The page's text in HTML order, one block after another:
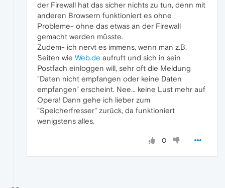
der Firewall hat das sicher nichts zu tun, denn mit
anderen Browsern funktioniert es ohne
Probleme- ohne das etwas an der Firewall
gemacht werden müsste.
Zudem- ich nervt es immens, wenn man z.B.
Seiten wie Web.de aufruft und sich in sein
Postfach einloggen will, sehr oft die Meldung
"Daten nicht empfangen oder keine Daten
empfangen" erscheint. Nee... keine Lust mehr auf
Opera! Dann gehe ich lieber zum
"Speicherfresser" zurück, da funktioniert
wenigstens alles.
0